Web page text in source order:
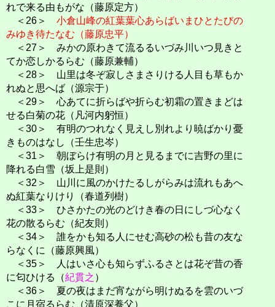
れで来る由もがな（藤原定方）
＜26＞ 小倉山峰の紅葉葉心あらばいまひとたびの
みゆき待たなむ（藤原忠平）
＜27＞ みかの原わきて流るるいづみ川いつ見きと
てか恋しかるらむ（藤原兼輔）
＜28＞ 山里は冬ぞ寂しさまさりける人目も草もか
れぬと思へば（源宗于）
＜29＞ 心あてに折らばや折らむ初霜の置きまどは
せる白菊の花（凡河内躬恒）
＜30＞ 有明のつれなく見えし別れより暁ばかり憂
きものはなし（壬生忠岑）
＜31＞ 朝ぼらけ有明の月と見るまでに吉野の里に
降れる白雪（坂上是則）
＜32＞ 山川に風のかけたるしがらみは流れもあへ
ぬ紅葉なりけり（春道列樹）
＜33＞ ひさかたの光のどけき春の日にしづ心なく
花の散るらむ（紀友則）
＜34＞ 誰をかも知る人にせむ高砂の松も昔の友な
らなくに（藤原興風）
＜35＞ 人はいさ心も知らずふるさとは花ぞ昔の香
に匂ひける（紀貫之 ）
＜36＞ 夏の夜はまだ宵ながら明けぬるを雲のいづ
こに月宿るらむ（清原深養父）